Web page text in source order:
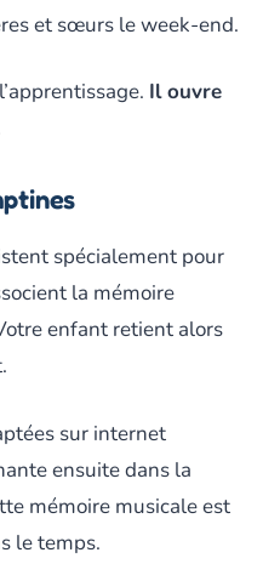
et sœurs le week-end.
Il ouvre
spécialement pour
la mémoire
enfant retient alors
sur internet
ensuite dans la
mémoire musicale est
le temps.